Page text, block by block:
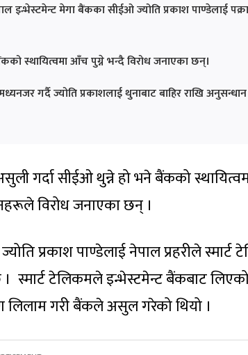
इन्भेस्टमेन्ट मेगा बैंकका सीईओ ज्योति प्रकाश पाण्डेलाई
स्थायित्वमा आँच पुग्ने भन्दै विरोध जनाएका छन्।
गर्दै ज्योति प्रकाशलाई थुनाबाट बाहिर राखि अनुसन्धान
गर्दा सीईओ थुन्ने हो भने बैंकको
विरोध जनाएका छन् ।
प्रकाश पाण्डेलाई नेपाल प्रहरीले स्मार्ट
। स्मार्ट टेलिकमले इन्भेस्टमेन्ट बैंकबाट
गरी बैंकले असुल गरेको थियो ।